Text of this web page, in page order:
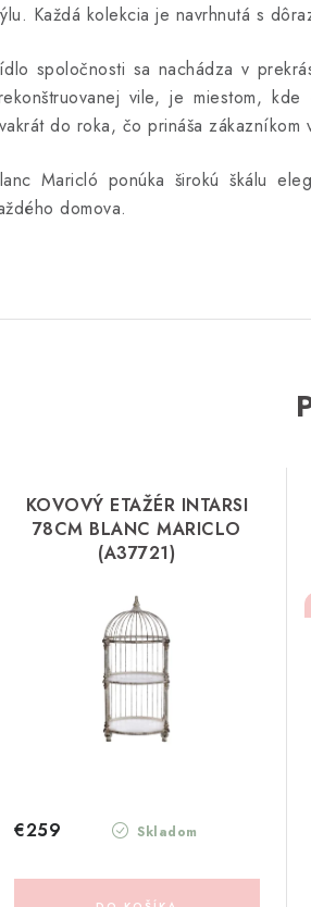
Každá kolekcia je navrhnutá s
spoločnosti sa nachádza v
vile, je miestom,
do roka, čo prináša zákazníkom
Maricló ponúka širokú škálu
domova.
KOVOVÝ ETAŽÉR INTARSI
78CM BLANC MARICLO
(A37721)
Skladom
€259